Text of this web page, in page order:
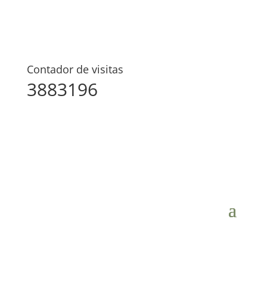
Contador de visitas
3883196